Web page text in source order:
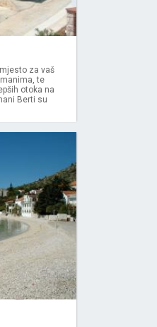
za vaš
te
otoka na
Berti su